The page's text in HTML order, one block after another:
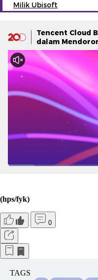
Milik Ubisoft
Tencent Cloud
dalam
(hps/fyk)
0
TAGS